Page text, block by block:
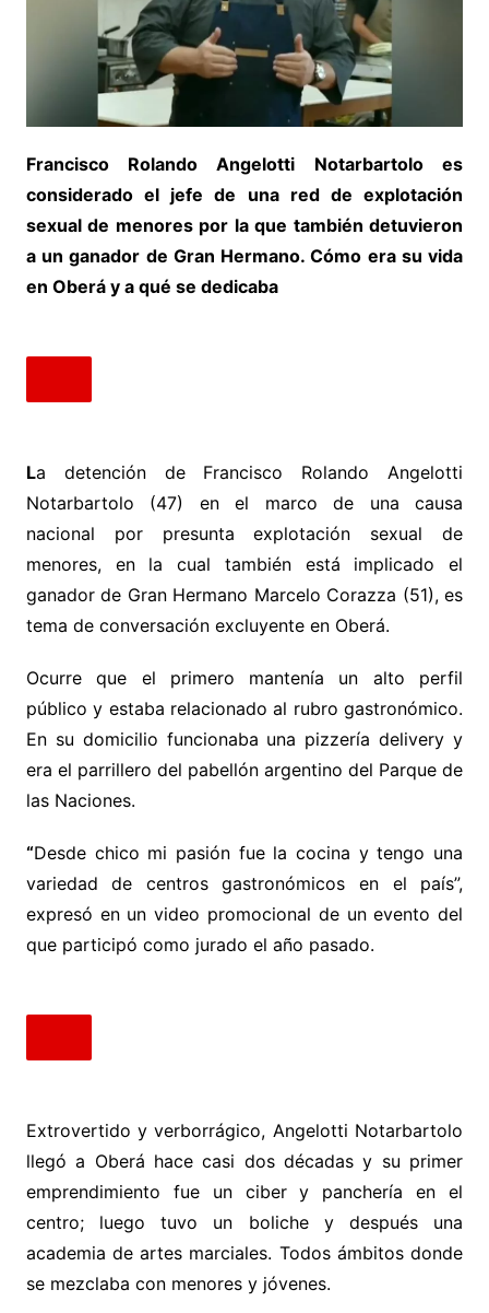
Francisco Rolando Angelotti Notarbartolo es
considerado el jefe de una red de explotación
sexual de menores por la que también detuvieron
a un ganador de Gran Hermano. Cómo era su vida
en Oberá y a qué se dedicaba
La detención de Francisco Rolando Angelotti
Notarbartolo (47) en el marco de una causa
nacional por presunta explotación sexual de
menores, en la cual también está implicado el
ganador de Gran Hermano Marcelo Corazza (51), es
tema de conversación excluyente en Oberá.
Ocurre que el primero mantenía un alto perfil
público y estaba relacionado al rubro gastronómico.
En su domicilio funcionaba una pizzería delivery y
era el parrillero del pabellón argentino del Parque de
las Naciones.
“Desde chico mi pasión fue la cocina y tengo una
variedad de centros gastronómicos en el país”,
expresó en un video promocional de un evento del
que participó como jurado el año pasado.
Extrovertido y verborrágico, Angelotti Notarbartolo
llegó a Oberá hace casi dos décadas y su primer
emprendimiento fue un ciber y panchería en el
centro; luego tuvo un boliche y después una
academia de artes marciales. Todos ámbitos donde
se mezclaba con menores y jóvenes.